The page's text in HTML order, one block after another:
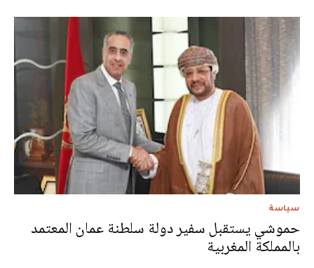
سياسة
حموشي يستقبل سفير دولة سلطنة عمان المعتمد
بالمملكة المغربية